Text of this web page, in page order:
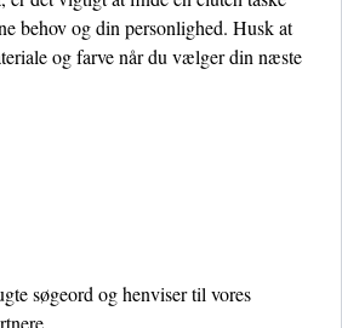
behov og din personlighed. Husk at
og farve når du vælger din næste
søgeord og henviser til vores